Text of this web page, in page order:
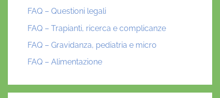
FAQ – Questioni legali
FAQ – Trapianti, ricerca e complicanze
FAQ – Gravidanza, pediatria e micro
FAQ – Alimentazione